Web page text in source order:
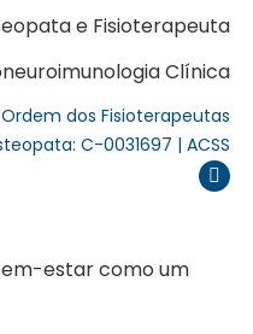
e Fisioterapeuta
Clínica
dos Fisioterapeutas
C-0031697 | ACSS
estar como um